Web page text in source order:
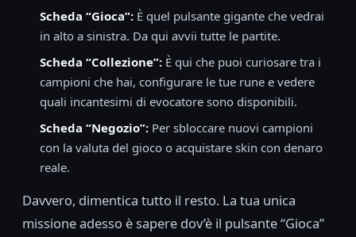
Scheda “Gioca”: È quel pulsante gigante che vedrai
in alto a sinistra. Da qui avvii tutte le partite.
Scheda “Collezione”: È qui che puoi curiosare tra i
campioni che hai, configurare le tue rune e vedere
quali incantesimi di evocatore sono disponibili.
Scheda “Negozio”: Per sbloccare nuovi campioni
con la valuta del gioco o acquistare skin con denaro
reale.
Davvero, dimentica tutto il resto. La tua unica
missione adesso è sapere dov’è il pulsante “Gioca”